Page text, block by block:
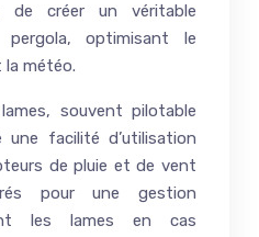
de créer un véritable
optimisant le
météo.
souvent pilotable
facilité d’utilisation
de pluie et de vent
pour une gestion
les lames en cas